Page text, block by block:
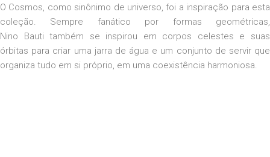
O Cosmos, como sinônimo de universo, foi a inspiração para esta
coleção. Sempre fanático por formas geométricas,
Nino Bauti também se inspirou em corpos celestes e suas
órbitas para criar uma jarra de água e um conjunto de servirque
organiza tudo em si próprio, em uma coexistência harmoniosa.